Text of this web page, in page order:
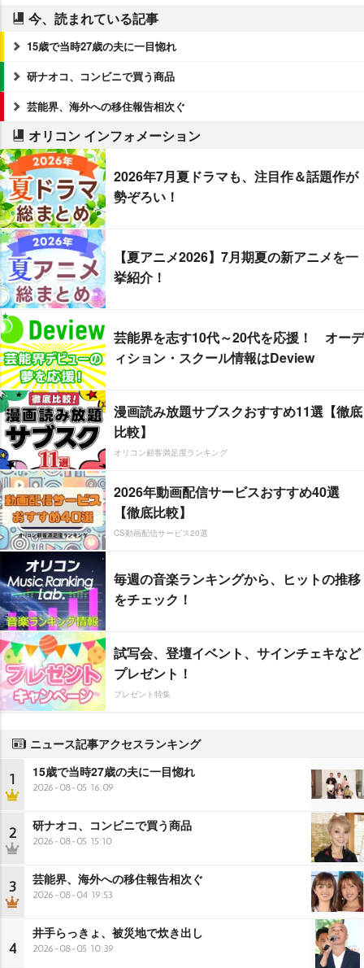
今、読まれている記事
15歳で当時27歳の夫に一目惚れ
研ナオコ、コンビニで買う商品
芸能界、海外への移住報告相次ぐ
オリコン インフォメーション
2026年7月夏ドラマも、注目作＆話題作が
勢ぞろい！
【夏アニメ2026】7月期夏の新アニメを一
挙紹介！
芸能界を志す10代～20代を応援！ オーデ
ィション・スクール情報はDeview
漫画読み放題サブスクおすすめ11選【徹底
比較】
オリコン顧客満足度ランキング
2026年動画配信サービスおすすめ40選
【徹底比較】
CS動画配信サービス20選
毎週の音楽ランキングから、ヒットの推移
をチェック！
試写会、登壇イベント、サインチェキなど
プレゼント！
プレゼント特集
ニュース記事アクセスランキング
1 15歳で当時27歳の夫に一目惚れ
2026-08-05 16:09
2 研ナオコ、コンビニで買う商品
2026-08-05 15:10
3 芸能界、海外への移住報告相次ぐ
2026-08-04 19:53
4
井手らっきょ、被災地で炊き出し
2026-08-05 10:39